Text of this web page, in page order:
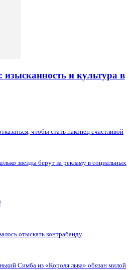
и культура в
чтобы стать наконец счастливой
звезды берут за рекламу в социальных
отыскать контрабанду
Симба из «Короля льва» обязан милой